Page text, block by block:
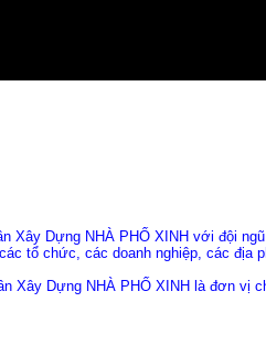
Dựng NHÀ PHỐ XINH với đội ngũ
tổ chức, các doanh nghiệp, các địa
Dựng NHÀ PHỐ XINH là đơn vị